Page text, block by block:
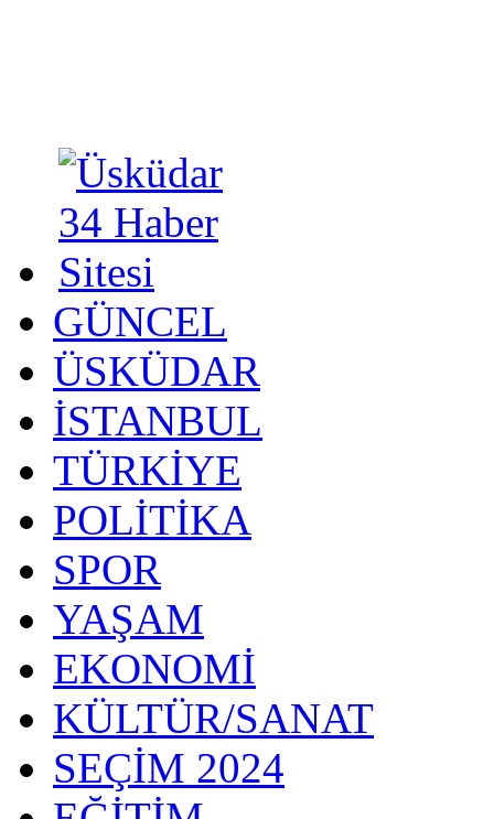
GÜNCEL
ÜSKÜDAR
İSTANBUL
TÜRKİYE
POLİTİKA
SPOR
YAŞAM
EKONOMİ
KÜLTÜR/SANAT
SEÇİM 2024